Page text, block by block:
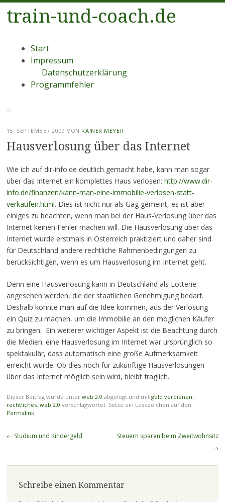
train-und-coach.de
Menü
Zum
Inhalt
Start
Impressum
Datenschutzerklärung
Programmfehler
15. SEPTEMBER 2009 VON RAINER MEYER
Hausverlosung über das Internet
Wie ich auf dir-info.de deutlich gemacht habe, kann man sogar
über das Internet ein komplettes Haus verlosen: http://www.dir-
info.de/finanzen/kann-man-eine-immobilie-verlosen-statt-
verkaufen.html. Dies ist nicht nur als Gag gemeint, es ist aber
einiges zu beachten, wenn man bei der Haus-Verlosung über das
Internet keinen Fehler machen will. Die Hausverlosung über das
Internet wurde erstmals in Österreich praktiziert und daher sind
für Deutschland andere rechtliche Rahmenbedingungen zu
berücksichtigen, wenn es um Hausverlosung im Internet geht.
Denn eine Hausverlosung kann in Deutschland als Lotterie
angesehen werden, die der staatlichen Genehmigung bedarf.
Deshalb könnte man auf die Idee kommen, aus der Verlosung
ein Quiz zu machen, um die Immobilie an den möglichen Käufer
zu bringen. Ein weiterer wichtiger Aspekt ist die Beachtung durch
die Medien: eine Hausverlosung im Internet war ursprünglich so
spektakulär, dass automatisch eine große Aufmerksamkeit
erreicht wurde. Ob dies noch für zukünftige Hausverlosungen
über das Internet möglich sein wird, bleibt fraglich.
Dieser Beitrag wurde unter web 2.0 abgelegt und mit geld verdienen,
rechtliches, web 2.0 verschlagwortet. Setze ein Lesezeichen auf den
Permalink.
Beitragsnavigation
← Studium und Kindergeld
Steuern sparen beim Zweitwohnsitz
→
Schreibe einen Kommentar